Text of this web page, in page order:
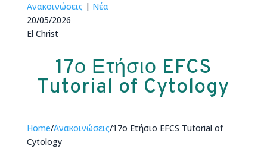
Ανακοινώσεις | Νέα
20/05/2026
El Christ
17ο Ετήσιο EFCS
Tutorial of Cytology
Home/Ανακοινώσεις/17ο Ετήσιο EFCS Tutorial of
Cytology